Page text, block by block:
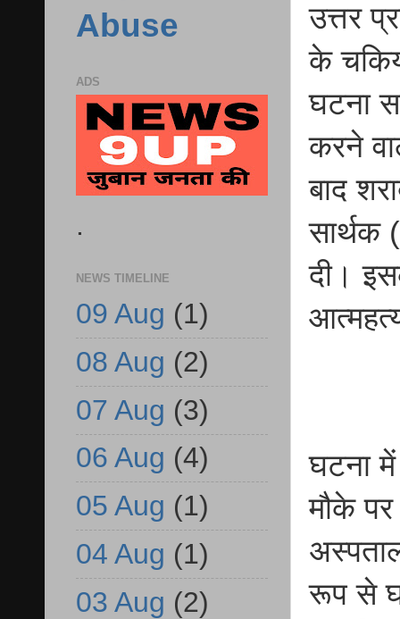
उत्तर
के
घटना
करने
बाद
सार्थक
दी।
घटना
मौके पर
रूप से
Abuse
ADS
.
NEWS TIMELINE
09 Aug (1)
08 Aug (2)
07 Aug (3)
06 Aug (4)
05 Aug (1)
04 Aug (1)
03 Aug (2)